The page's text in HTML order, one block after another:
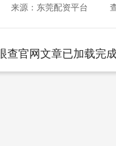
来源：东莞配资平台
查官网文章已加载完